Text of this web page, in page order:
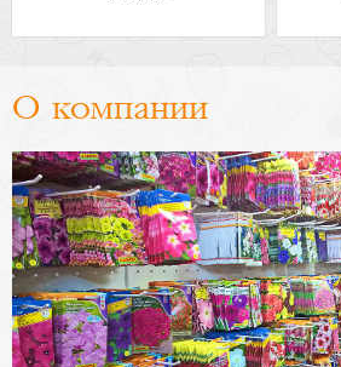
О компании